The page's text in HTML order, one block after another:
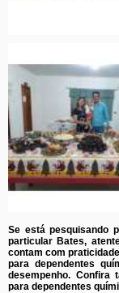
Se está pesquisando
particular Bates,
contam com
para dependentes
desempenho. Confira
para dependentes